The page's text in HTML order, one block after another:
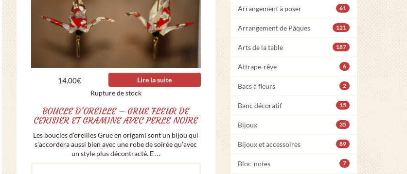
14.00€
Lire la suite
Rupture de stock
BOUCLE D’OREILLE – GRUE FLEUR DE
CERISIER ET GRAMINE AVEC PERLE NOIRE
Les boucles d’oreilles Grue en origami sont un bijou qui
s’accordera aussi bien avec une robe de soirée qu’avec
un style plus décontracté. E …
Arrangement à poser 61
Arrangement de Pâques 121
Arts de la table 187
Attrape-rêve 6
Bacs à fleurs 2
Banc décoratif 15
Bijoux 35
Bijoux et accessoires 89
Bloc-notes 7